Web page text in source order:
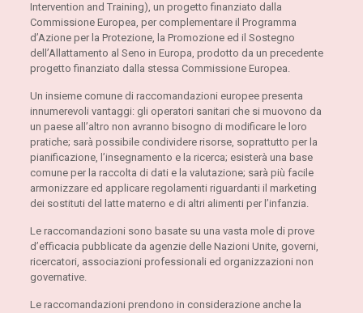
Intervention and Training), un progetto finanziato dalla
Commissione Europea, per complementare il Programma
d’Azione per la Protezione, la Promozione ed il Sostegno
dell’Allattamento al Seno in Europa, prodotto da un precedente
progetto finanziato dalla stessa Commissione Europea.
Un insieme comune di raccomandazioni europee presenta
innumerevoli vantaggi: gli operatori sanitari che si muovono da
un paese all’altro non avranno bisogno di modificare le loro
pratiche; sarà possibile condividere risorse, soprattutto per la
pianificazione, l’insegnamento e la ricerca; esisterà una base
comune per la raccolta di dati e la valutazione; sarà più facile
armonizzare ed applicare regolamenti riguardanti il marketing
dei sostituti del latte materno e di altri alimenti per l’infanzia.
Le raccomandazioni sono basate su una vasta mole di prove
d’efficacia pubblicate da agenzie delle Nazioni Unite, governi,
ricercatori, associazioni professionali ed organizzazioni non
governative.
Le raccomandazioni prendono in considerazione anche la